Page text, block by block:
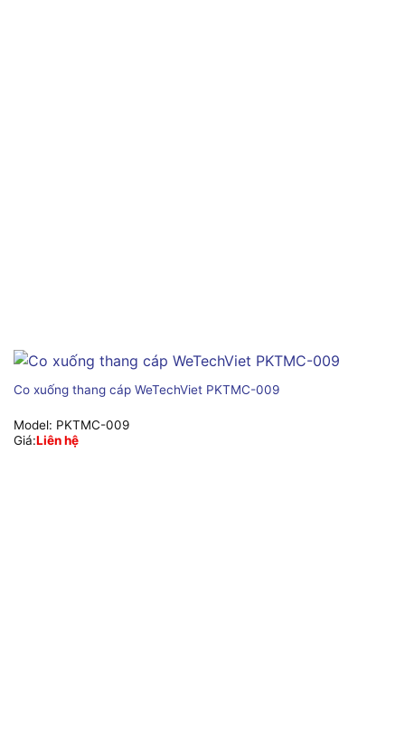
Co xuống thang cáp WeTechViet PKTMC-009
Model: PKTMC-009
Giá:Liên hệ